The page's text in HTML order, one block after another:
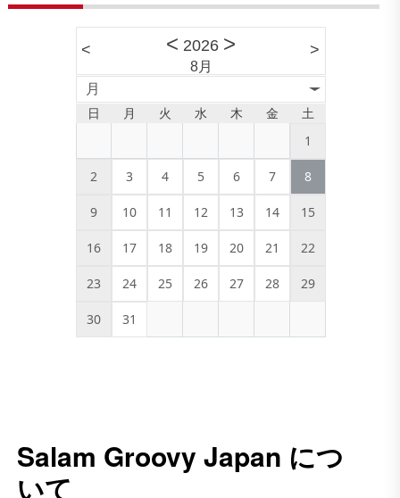
< < 2026 >
8月
>
月
日 月 火 水 木 金 土
1
2 3 4 5 6 7 8
9 10 11 12 13 14 15
16 17 18 19 20 21 22
23 24 25 26 27 28 29
30 31
Salam Groovy Japan につ
いて